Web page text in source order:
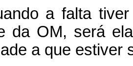
a falta tiver
da OM, será
a que estiver